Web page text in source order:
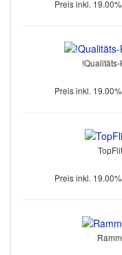
Preis inkl.
Preis inkl.
Preis inkl.